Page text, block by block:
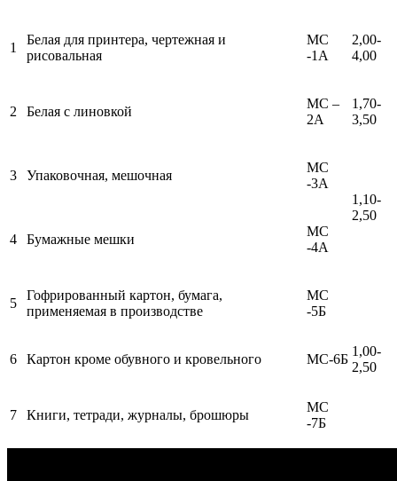
1
Белая для принтера, чертежная и
рисовальная
МС
-1А
2,00-
4,00
2 Белая с линовкой
МС –
2А
1,70-
3,50
3 Упаковочная, мешочная
МС
-3А
1,10-
2,50
4
Бумажные мешки
МС
-4А
5
Гофрированный картон, бумага,
применяемая в производстве
МС
-5Б
1,00-
2,50
6 Картон кроме обувного и кровельного МС-6Б
7 Книги, тетради, журналы, брошюры
МС
-7Б